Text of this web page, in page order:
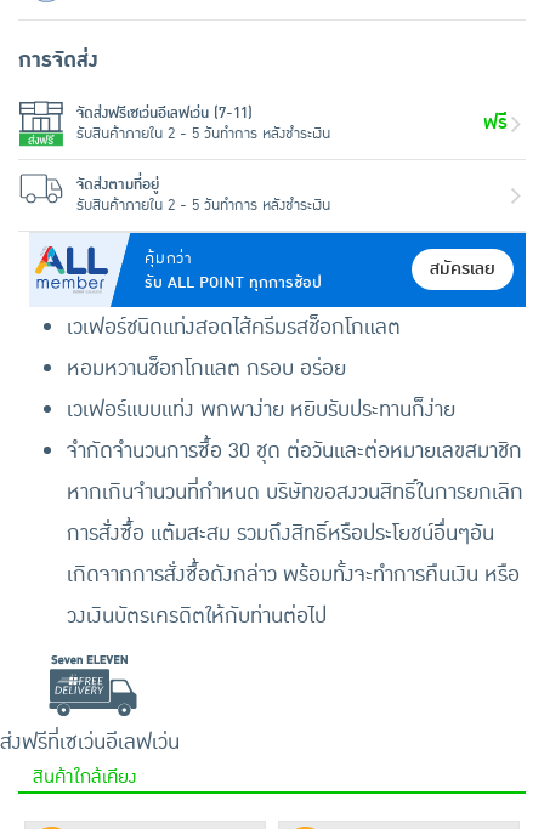
คุ้มกว่า
รับ ALL POINT ทุกการช้อป
สมัครเลย
เวเฟอร์ชนิดแท่งสอดไส้ครีมรสช็อกโกแลต
หอมหวานช็อกโกแลต กรอบ อร่อย
เวเฟอร์แบบแท่ง พกพาง่าย หยิบรับประทานก็ง่าย
จำกัดจำนวนการซื้อ 30 ชุด ต่อวันและต่อหมายเลขสมาชิก
หากเกินจำนวนที่กำหนด บริษัทขอสงวนสิทธิ์ในการยกเลิก
การสั่งซื้อ แต้มสะสม รวมถึงสิทธิ์หรือประโยชน์อื่นๆอัน
เกิดจากการสั่งซื้อดังกล่าว พร้อมทั้งจะทำการคืนเงิน หรือ
วงเงินบัตรเครดิตให้กับท่านต่อไป
การจัดส่ง
จัดส่งฟรีเซเว่นอีเลฟเว่น (7-11)
รับสินค้าภายใน 2 - 5 วันทำการ หลังชำระเงิน
ฟรี
จัดส่งตามที่อยู่
รับสินค้าภายใน 2 - 5 วันทำการ หลังชำระเงิน
ส่งฟรีที่เซเว่นอีเลฟเว่น
สินค้าใกล้เคียง